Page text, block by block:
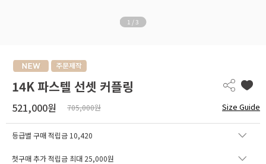
1 / 3
14K 파스텔 선셋 커플링
521,000원 705,000원 Size Guide
등급별 구매 적립금 10,420
첫구매 추가 적립금 최대 25,000원